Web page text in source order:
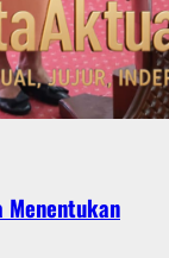
Menentukan